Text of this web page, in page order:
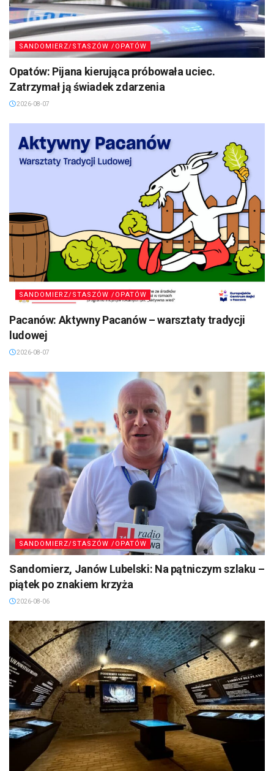
SANDOMIERZ/STASZÓW /OPATÓW
Opatów: Pijana kierująca próbowała uciec.
Zatrzymał ją świadek zdarzenia
2026-08-07
SANDOMIERZ/STASZÓW /OPATÓW
Pacanów: Aktywny Pacanów – warsztaty tradycji
ludowej
2026-08-07
SANDOMIERZ/STASZÓW /OPATÓW
Sandomierz, Janów Lubelski: Na pątniczym szlaku –
piątek po znakiem krzyża
2026-08-06